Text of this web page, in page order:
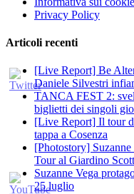
Privacy Policy
Articoli recenti
[Live Report] Be
Daniele Silvestri
TANCA FEST 2:
biglietti dei singoli
[Live Report] Il tour
tappa a Cosenza
[Photostory]
Tour al Giardino
Suzanne Vega
25 luglio